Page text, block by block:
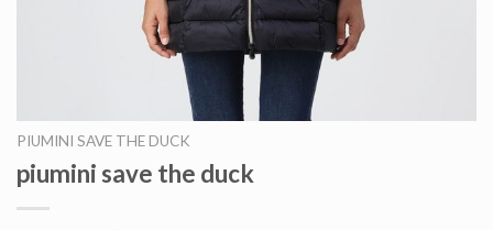
PIUMINI SAVE THE DUCK
piumini save the duck